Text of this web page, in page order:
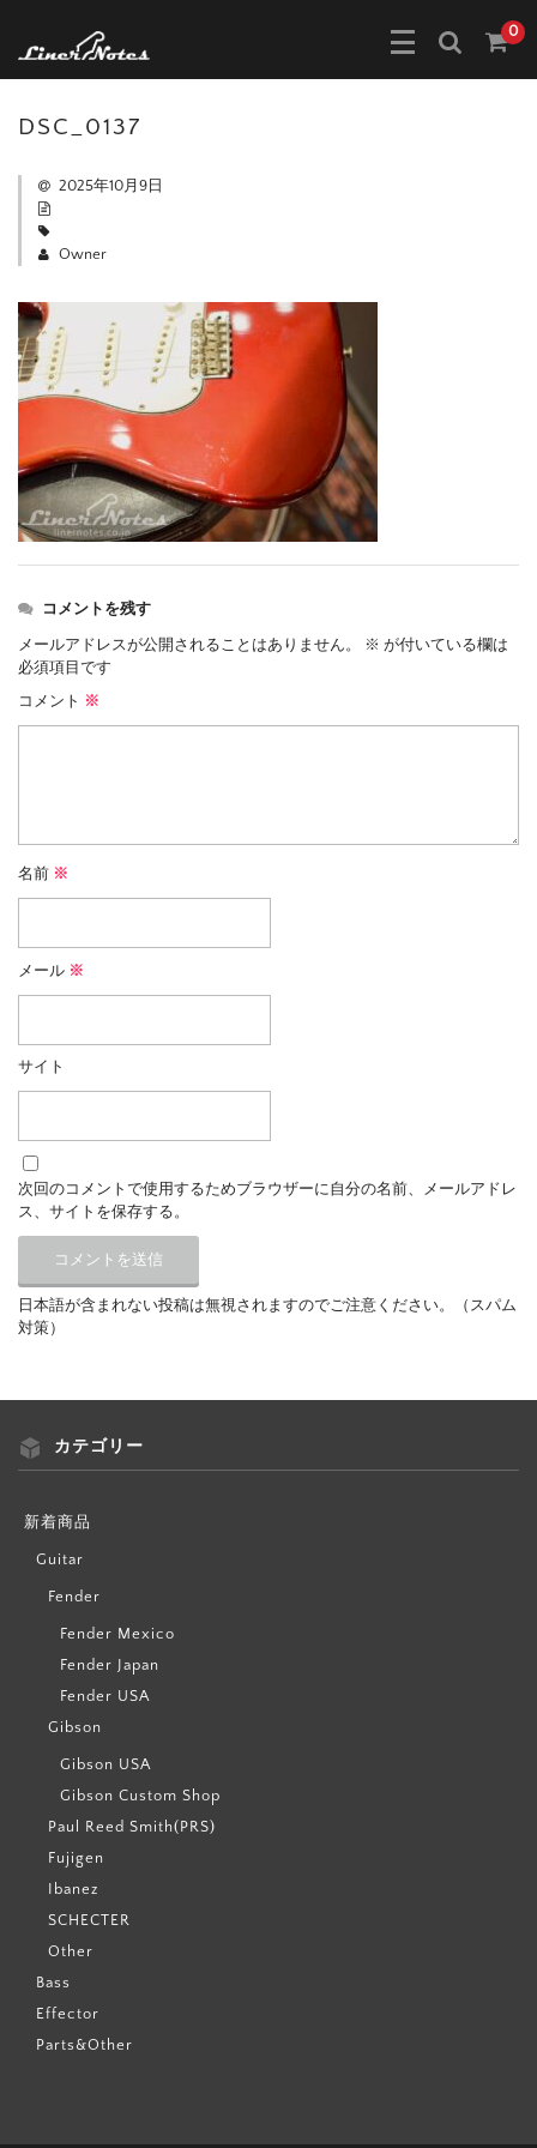
0
DSC_0137
2025年10月9日
Owner
コメントを残す
メールアドレスが公開されることはありません。 ※ が付いている欄は
必須項目です
コメント ※
名前 ※
メール ※
サイト
次回のコメントで使用するためブラウザーに自分の名前、メールアドレ
ス、サイトを保存する。
日本語が含まれない投稿は無視されますのでご注意ください。（スパム
対策）
カテゴリー
新着商品
Guitar
Fender
Fender Mexico
Fender Japan
Fender USA
Gibson
Gibson USA
Gibson Custom Shop
Paul Reed Smith(PRS)
Fujigen
Ibanez
SCHECTER
Other
Bass
Effector
Parts&Other